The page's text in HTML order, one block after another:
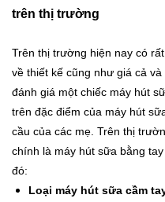
trên thị trường
Trên thị trường hiện nay có
về thiết kế cũng như giá cả
đánh giá một chiếc máy hút
trên đặc điểm của máy hút
cầu của các mẹ. Trên thị
chính là máy hút sữa bằng
đó:
Loại máy hút sữa cầm